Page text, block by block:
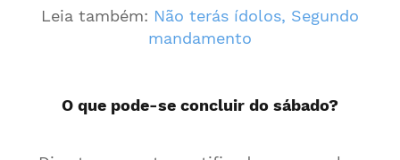
Leia também: Não terás ídolos, Segundo
mandamento
O que pode-se concluir do sábado?